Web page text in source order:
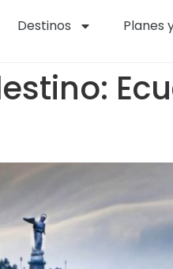
Destinos Planes